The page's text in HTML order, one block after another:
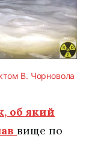
В. Чорновола
об який
вище по